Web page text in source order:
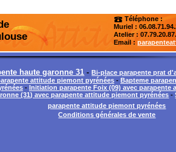
Téléphone :
Muriel :
Atelier:
Email :
haute garonne 31 -Bi-place parapente prat
attitude piemont pyrénées - Bapteme
- Initiation parapente Foix (09) avec parapente
(31) avec parapente attitude piemont pyrénées -
parapente attitude piemont pyrénées
Conditions générales de vente